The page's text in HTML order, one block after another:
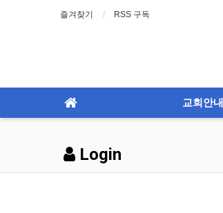
즐겨찾기 RSS 구독
교회안내
Login